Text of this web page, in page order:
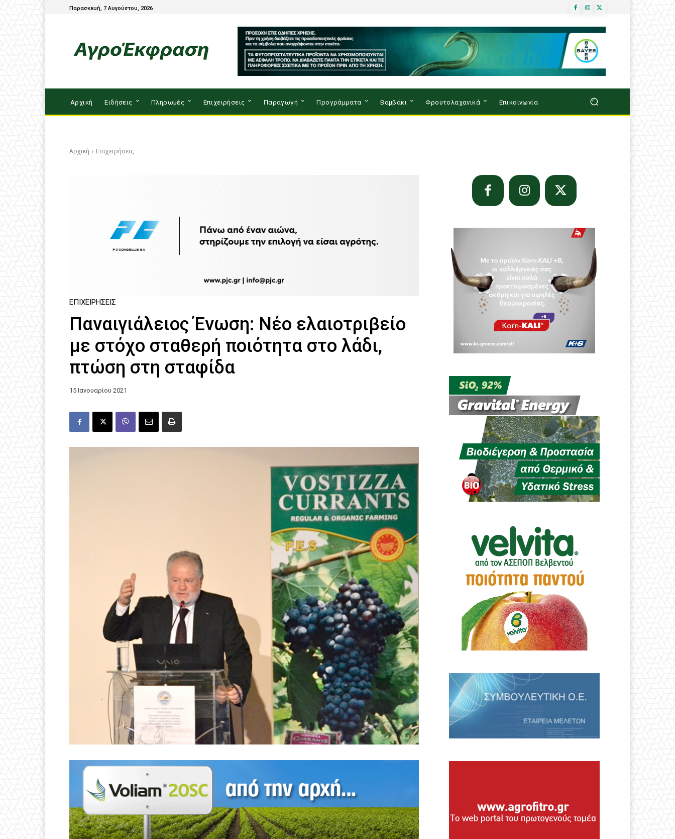
Παρασκευή, 7 Αυγούστου, 2026
Αρχική Ειδήσεις Πληρωμές Επιχειρήσεις Παραγωγή Προγράμματα Βαμβάκι Φρουτολαχανικά Επικοινωνία
Αρχική Επιχειρήσεις
ΕΠΙΧΕΙΡΉΣΕΙΣ
Παναιγιάλειος Ένωση: Νέο ελαιοτριβείο
με στόχο σταθερή ποιότητα στο λάδι,
πτώση στη σταφίδα
15 Ιανουαρίου 2021